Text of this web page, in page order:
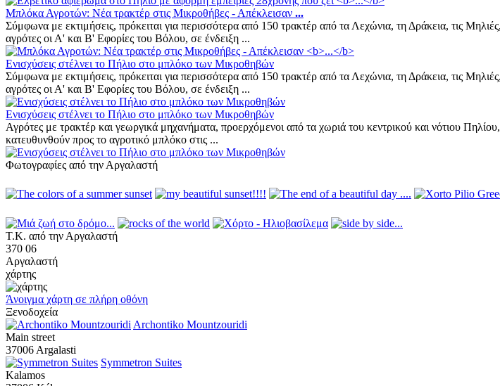
Μπλόκα Αγροτών: Νέα τρακτέρ στις Μικροθήβες - Απέκλεισαν ...
Σύμφωνα με εκτιμήσεις, πρόκειται για περισσότερα από 150 τρακτέρ από τα Λεχώνια, τη Δράκεια, τις
αγρότες οι Α' και Β' Εφορίες του Βόλου, σε ένδειξη ...
Ενισχύσεις στέλνει το Πήλιο στο μπλόκο των Μικροθηβών
Σύμφωνα με εκτιμήσεις, πρόκειται για περισσότερα από 150 τρακτέρ από τα Λεχώνια, τη Δράκεια, τις
αγρότες οι Α' και Β' Εφορίες του Βόλου, σε ένδειξη ...
Ενισχύσεις στέλνει το Πήλιο στο μπλόκο των Μικροθηβών
Αγρότες με τρακτέρ και γεωργικά μηχανήματα, προερχόμενοι από τα χωριά του κεντρικού και νότιου
κατευθυνθούν προς το αγροτικό μπλόκο στις ...
Φωτογραφίες από την Αργαλαστή
Τ.Κ. από την Αργαλαστή
370 06
Αργαλαστή
χάρτης
Άνοιγμα χάρτη σε πλήρη οθόνη
Ξενοδοχεία
Archontiko Mountzouridi
Main street
37006 Argalasti
Symmetron Suites
Kalamos